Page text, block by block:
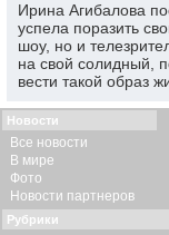
Ирина Агибалова
успела поразить
шоу, но и
на свой солидный,
вести такой образ
Новости
Все новости
В мире
Фото
Новости партнеров
Рубрики